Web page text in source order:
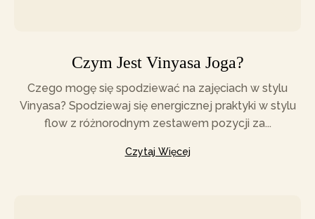
Czym Jest Vinyasa Joga?
Czego mogę się spodziewać na zajęciach w stylu
Vinyasa? Spodziewaj się energicznej praktyki w stylu
flow z różnorodnym zestawem pozycji za...
Czytaj Więcej